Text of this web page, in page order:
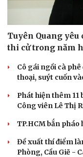
Tuyên Quang
thi cử trong năm
Cô gái ngồi cà
thoại, suýt cuốn
Phát hiện thêm 11
Công viên Lê Thị
TP.HCM bắn pháo
Đề xuất thí điểm
Phòng, Cầu Giẽ -